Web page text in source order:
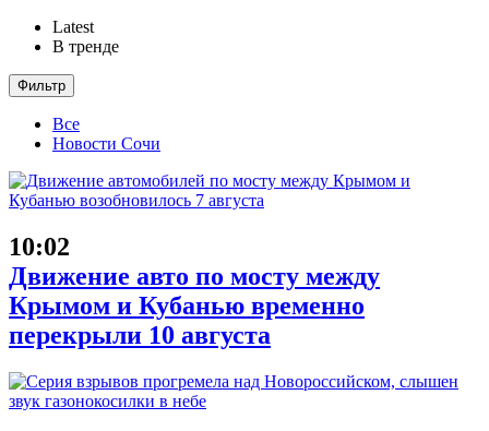
Latest
В тренде
Фильтр
Все
Новости Сочи
10:02
Движение авто по мосту между
Крымом и Кубанью временно
перекрыли 10 августа